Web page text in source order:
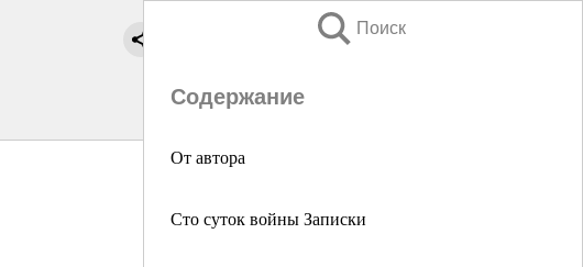
Поиск
Содержание
От автора
Сто суток войны Записки